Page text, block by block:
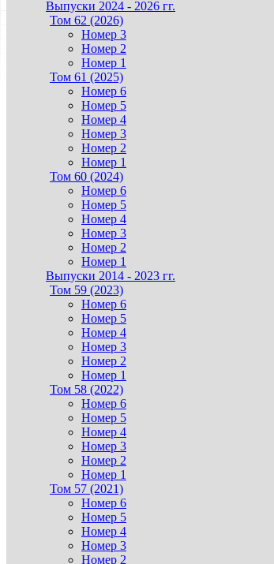
Выпуски 2024 - 2026 гг.
Том 62 (2026)
Номер 3
Номер 2
Номер 1
Том 61 (2025)
Номер 6
Номер 5
Номер 4
Номер 3
Номер 2
Номер 1
Том 60 (2024)
Номер 6
Номер 5
Номер 4
Номер 3
Номер 2
Номер 1
Выпуски 2014 - 2023 гг.
Том 59 (2023)
Номер 6
Номер 5
Номер 4
Номер 3
Номер 2
Номер 1
Том 58 (2022)
Номер 6
Номер 5
Номер 4
Номер 3
Номер 2
Номер 1
Том 57 (2021)
Номер 6
Номер 5
Номер 4
Номер 3
Номер 2